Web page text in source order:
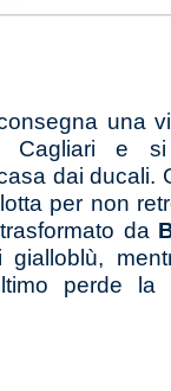
una
Cagliari e
dai ducali.
per non
da
perde la